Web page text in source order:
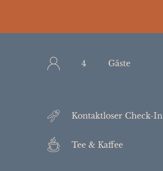
4 Gäste
Kontaktloser Check-In
Tee & Kaffee